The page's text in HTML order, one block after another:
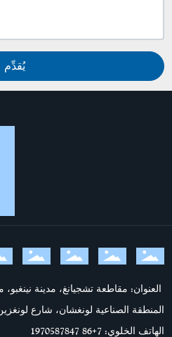
يُقدِّم
العنوان: مقاطعة تشجيانغ، مدينة
المنطقة الصناعية لونغشان، شارع لونغزين
الهاتف الخلوي: 7 +86 1970587847